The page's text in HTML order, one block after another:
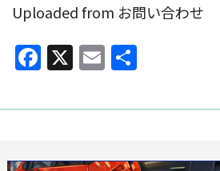
Uploaded from お問い合わせ
Facebook
X Email